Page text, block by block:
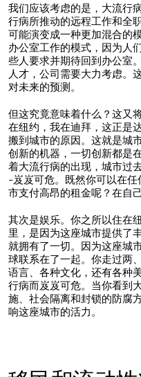
我们应该考虑的是，大流行
行病所推动的远程工作和全
可能演变成一种更加混合的
办公室工作的模式，因为人
些人要求并期待回到办公室
人才，公司需要大力考虑。
对未来的预测。
但这究竟意味着什么？这又
在纽约，我在迪拜，这正是
搬到城市的原因。这就是城
创新的机器，一切创新都是
着大流行病的出现，城市过
-岌岌可危。既然你可以在
市支付高昂的租金呢？在自
其次是娱乐。你之所以住在
里，是因为这座城市提供了
就拥有了一切。因为这座城
球联系在了一起。你走过两
语言、各种文化，还有各种
行病而岌岌可危。当你看到
施、社会隔离和封锁的防腐
响这座城市的活力。